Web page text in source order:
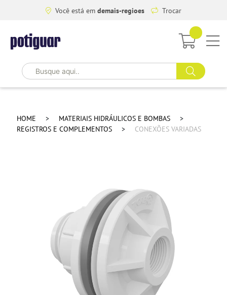
Você está em demais-regioes Trocar
HOME
MATERIAIS HIDRÁULICOS E BOMBAS
REGISTROS E COMPLEMENTOS
CONEXÕES VARIADAS